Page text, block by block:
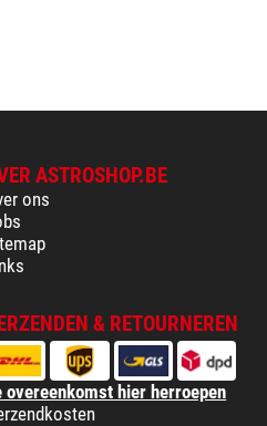
ASTROSHOP.BE
ons
& RETOURNEREN
overeenkomst hier herroepen